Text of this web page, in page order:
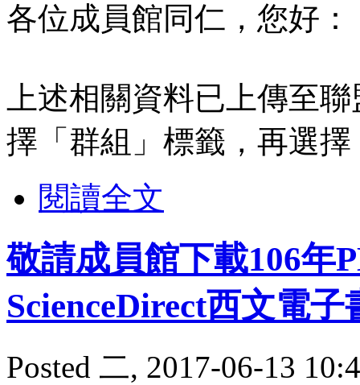
各位成員館同仁，您好：
上述相關資料已上傳至
擇「群組」標籤，再選
閱讀全文
敬請成員館下載106年
ScienceDirect西文電
Posted 二, 2017-06-13